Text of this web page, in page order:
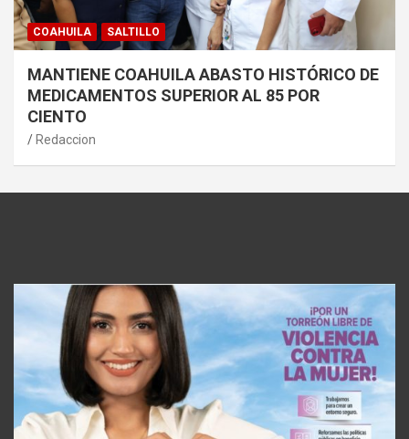
COAHUILA SALTILLO
MANTIENE COAHUILA ABASTO HISTÓRICO DE
MEDICAMENTOS SUPERIOR AL 85 POR
CIENTO
Redaccion